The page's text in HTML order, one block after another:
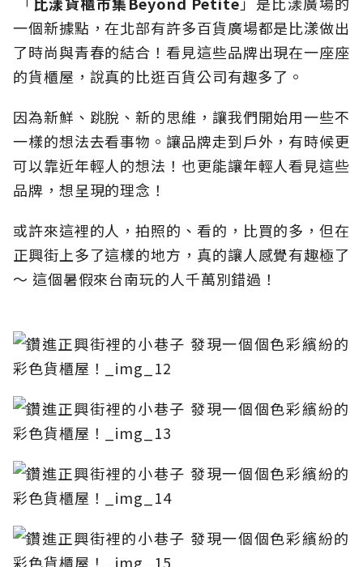
一個新據點，在北部有許多百貨廣場都是比漾做出
了時尚與青春的結合！看見這些品牌出現在一座座
的貨櫃屋，說真的比逛百貨公司有趣多了。
因為新鮮、跳脫、新的思維，讓我們開始用一些不
一樣的想法去看事物。讓品牌走到戶外，有時候更
可以靠近年輕人的想法！也更能讓年輕人看見這些
品牌，想呈現的理念！
或許來這裡的人，拍照的、看的，比買的多，但在
正興街上多了這樣的地方，真的讓人感覺有趣極了
～ 這個暑假來台南玩的人千萬別錯過！